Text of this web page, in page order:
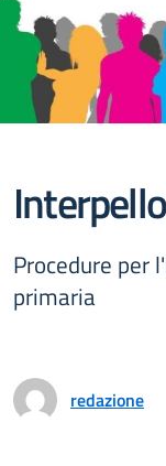
Procedure per
primaria
redazione